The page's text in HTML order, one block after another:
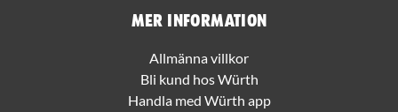
Mer information
Allmänna villkor
Bli kund hos Würth
Handla med Würth app